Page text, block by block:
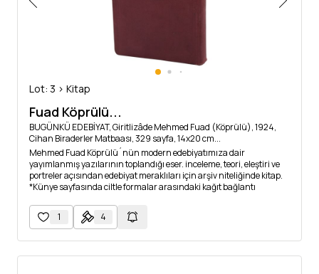
Lot: 3 > Kitap
Fuad Köprülü...
BUGÜNKÜ EDEBİYAT, Giritlizâde Mehmed Fuad (Köprülü), 1924,
Cihan Biraderler Matbaası, 329 sayfa, 14x20 cm...
Mehmed Fuad Köprülü´nün modern edebiyatımıza dair
yayımlanmış yazılarının toplandığı eser. inceleme, teori, eleştiri ve
portreler açısından edebiyat meraklıları için arşiv niteliğinde kitap.
*Künye sayfasında ciltle formalar arasındaki kağıt bağlantı
1
4